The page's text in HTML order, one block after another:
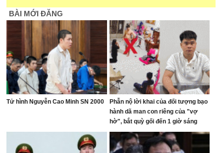
BÀI MỚI ĐĂNG
Tử hình Nguyễn Cao Minh SN 2000
Phẫn nộ lời khai của đối tượng bạo
hành dã man con riêng của "vợ
hờ", bắt quỳ gối đến 1 giờ sáng